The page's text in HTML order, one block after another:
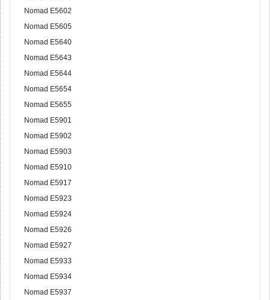
Nomad E5602
Nomad E5605
Nomad E5640
Nomad E5643
Nomad E5644
Nomad E5654
Nomad E5655
Nomad E5901
Nomad E5902
Nomad E5903
Nomad E5910
Nomad E5917
Nomad E5923
Nomad E5924
Nomad E5926
Nomad E5927
Nomad E5933
Nomad E5934
Nomad E5937